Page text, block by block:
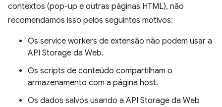
contextos (pop-up e outras páginas HTML), não
recomendamos isso pelos seguintes motivos:
Os service workers de extensão não podem usar a
API Storage da Web.
Os scripts de conteúdo compartilham o
armazenamento com a página host.
Os dados salvos usando a API Storage da Web